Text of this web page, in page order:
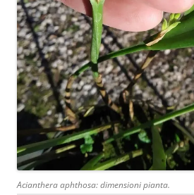
Acianthera aphthosa: dimensioni pianta.